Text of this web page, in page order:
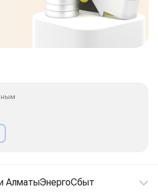
АлматыЭнергоСбыт